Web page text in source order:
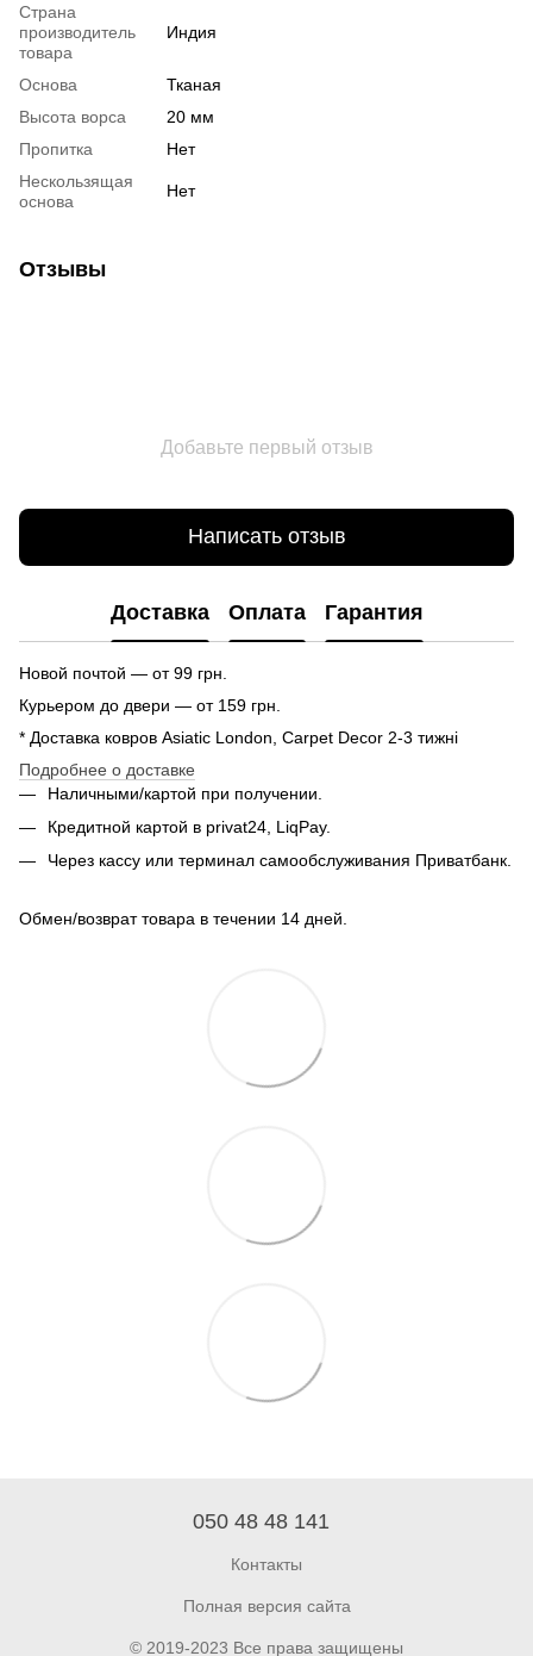
Страна
производитель
товара
Индия
Основа
Тканая
Высота ворса
20 мм
Пропитка
Нет
Нескользящая
основа
Нет
Отзывы
Добавьте первый отзыв
Написать отзыв
Доставка Оплата Гарантия
Новой почтой — от 99 грн.
Курьером до двери — от 159 грн.
* Доставка ковров Asiatic London, Carpet Decor 2-3 тижні
Подробнее о доставке
Наличными/картой при получении.
Кредитной картой в privat24, LiqPay.
Через кассу или терминал самообслуживания Приватбанк.
Обмен/возврат товара в течении 14 дней.
050 48 48 141
Контакты
Полная версия сайта
© 2019-2023 Все права защищены